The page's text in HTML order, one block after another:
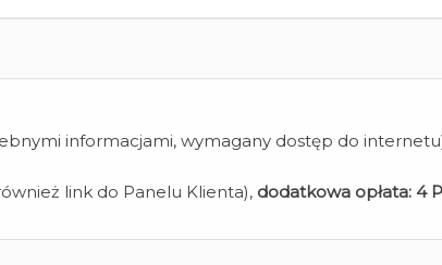
informacjami, wymagany dostęp do
link do Panelu Klienta), dodatkowa opłata: 4